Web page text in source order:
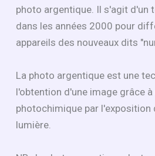
photo argentique. Il s'agit d'un
dans les années 2000 pour
appareils des nouveaux dits
La photo argentique est une
l'obtention d'une image grâce
photochimique par l'exposition
lumière.